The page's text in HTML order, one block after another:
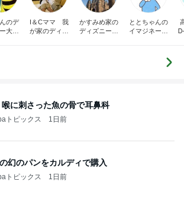
のデ
大好
I＆Cママ 我
が家のディズ
かすみめ家の
ディズニー大
ととちゃんの
イマジネーシ
喉に刺さった魚の骨で耳鼻科
トピックス 1日前
幻のパンをカルディで購入
トピックス 1日前